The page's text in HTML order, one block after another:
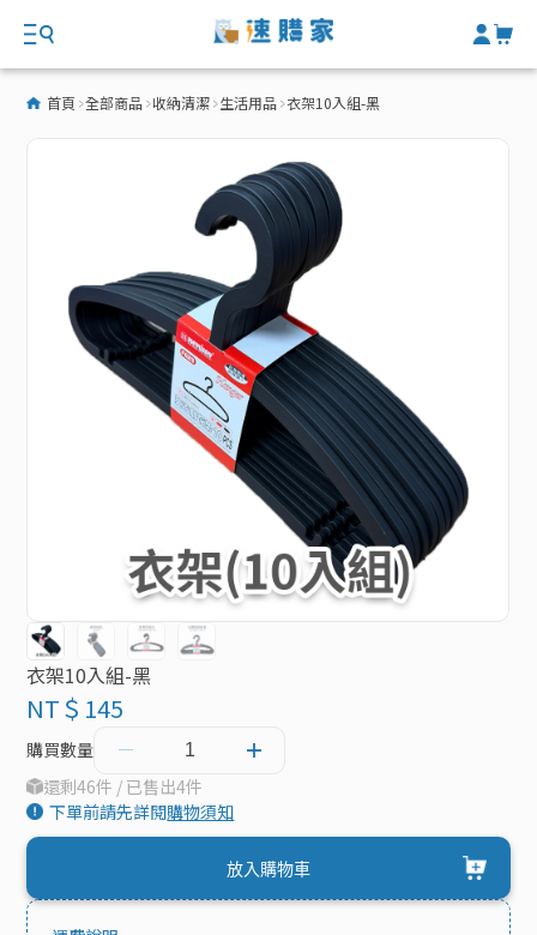
首頁 全部商品 收納清潔 生活用品 衣架10入組-黑
衣架10入組-黑
NT＄145
購買數量
還剩46件 / 已售出4件
下單前請先詳閱購物須知
放入購物車